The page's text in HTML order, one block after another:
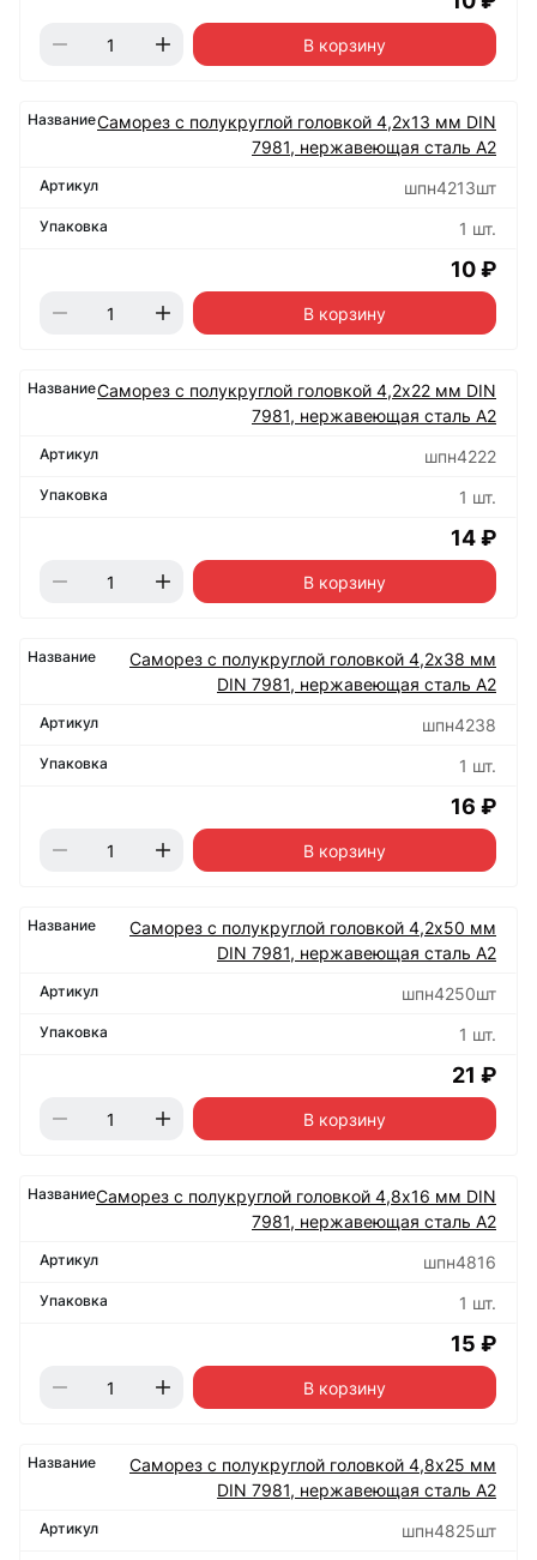
В корзину
Саморез с полукруглой головкой 4,2х13 мм DIN
7981, нержавеющая сталь А2
шпн4213шт
1 шт.
10 ₽
В корзину
Саморез с полукруглой головкой 4,2х22 мм DIN
7981, нержавеющая сталь А2
шпн4222
1 шт.
14 ₽
В корзину
Саморез с полукруглой головкой 4,2х38 мм
DIN 7981, нержавеющая сталь А2
шпн4238
1 шт.
16 ₽
В корзину
Саморез с полукруглой головкой 4,2х50 мм
DIN 7981, нержавеющая сталь А2
шпн4250шт
1 шт.
21 ₽
В корзину
Саморез с полукруглой головкой 4,8х16 мм DIN
7981, нержавеющая сталь А2
шпн4816
1 шт.
15 ₽
В корзину
Саморез с полукруглой головкой 4,8х25 мм
DIN 7981, нержавеющая сталь А2
шпн4825шт